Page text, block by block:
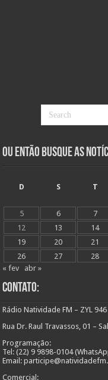
Ou Então Busque as
D
S T
5
6 7
12
13 14
19
20 21
26
27 28
« fev
abr »
Contato:
Rádio Natividade FM – ZYL 946
Rua Dr. Raul Travassos, 01 –
Programação:
Tel: (22) 9 9898-0104
Email:
Comercial: